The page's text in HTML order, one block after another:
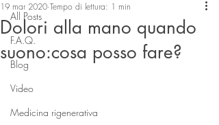
All Posts
F.A.Q.
Blog
Video
Medicina rigenerativa
Dolori alla mano quando
suono:cosa posso fare?
19 mar 2020 Tempo di lettura: 1 min